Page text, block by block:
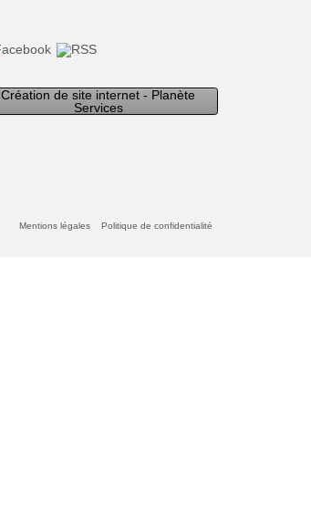
Création de site internet - Planète
Services
Mentions légales Politique de confidentialité